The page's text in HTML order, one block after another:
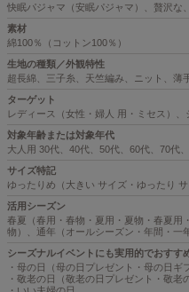
快眠パジャマ（安眠パジャマ）、贅沢な
素材
綿100％（コットン100％）
生地の種類／外観特性
超長綿、三子糸、天竺編み、ニット、薄
ターゲット
レディース（女性・婦人 用・ミセス）
対象年齢または対象年代
大人用 30代、40代、50代、60代、70代
サイズ特記
ゆったりめ（大きい サイズ・ゆったり サ
活用シーズン
春夏（春用・春物・夏用・夏物・春夏用
物）、通年（オールシーズン・年間・一
シーズナルイベントにも実用的でおすす
・母の日（母の日プレゼント・母の日ギ
・敬老の日（敬老の日プレゼント・敬老